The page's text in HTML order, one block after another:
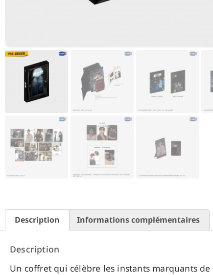
Description Informations complémentaires
Description
Un coffret qui célèbre les instants marquants de